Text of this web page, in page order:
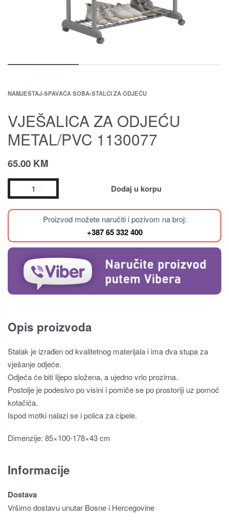
NAMJEŠTAJ›SPAVAĆA SOBA›STALCI ZA ODJEĆU
VJEŠALICA ZA ODJEĆU
METAL/PVC 1130077
65.00 KM
Dodaj u korpu
Proizvod možete naručiti i pozivom na broj:
+387 65 332 400
Opis proizvoda
Stalak je izrađen od kvalitetnog materijala i ima dva stupa za
vješanje odjeće.
Odjeća će biti lijepo složena, a ujedno vrlo prozirna.
Postolje je podesivo po visini i pomiče se po prostoriji uz pomoć
kotačića.
Ispod motki nalazi se i polica za cipele.
Dimenzije: 85×100-178×43 cm
Informacije
Dostava
Vršimo dostavu unutar Bosne i Hercegovine